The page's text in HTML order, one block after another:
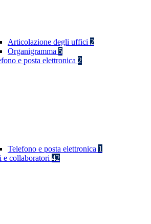
Articolazione degli uffici 2
Organigramma 5
e posta elettronica 2
Telefono e posta elettronica 1
e collaboratori 42